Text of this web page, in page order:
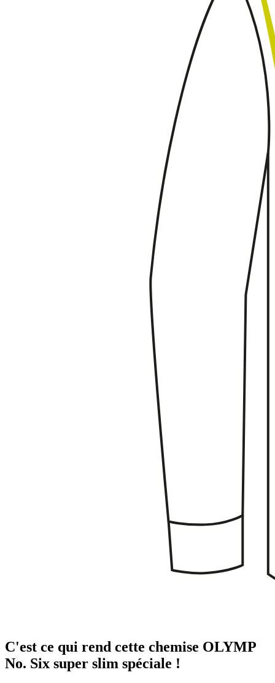
C'est ce qui rend cette chemise OLYMP
No. Six super slim spéciale !